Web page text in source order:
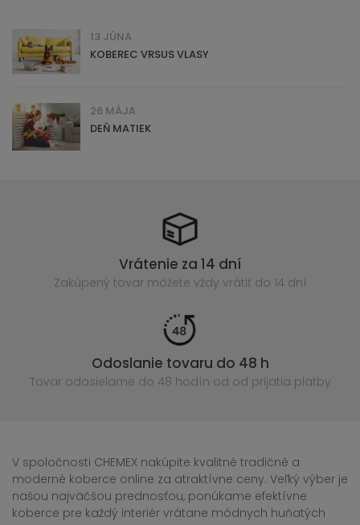
13 JÚNA
KOBEREC VRSUS VLASY
26 MÁJA
DEŇ MATIEK
Vrátenie za 14 dní
Zakúpený tovar môžete vždy vrátiť do 14 dní
Odoslanie tovaru do 48 h
Tovar odosielame do 48 hodín od od prijatia platby
V spoločnosti CHEMEX nakúpite kvalitné tradičné a
moderné koberce online za atraktívne ceny. Veľký výber je
našou najväčšou prednosťou, ponúkame efektívne
koberce pre každý interiér vrátane módnych huňatých